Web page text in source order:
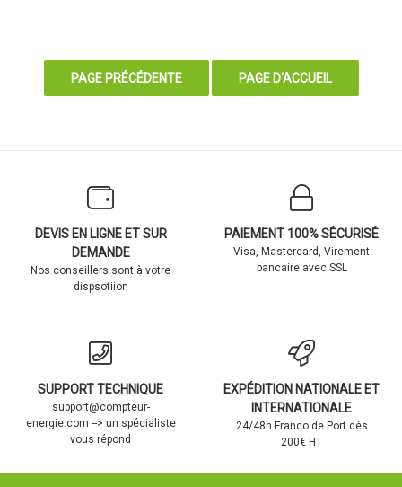
DEVIS EN LIGNE ET SUR
DEMANDE
Nos conseillers sont à votre
dispsotiion
PAIEMENT 100% SÉCURISÉ
Visa, Mastercard, Virement
bancaire avec SSL
SUPPORT TECHNIQUE
support@compteur-
energie.com --> un spécialiste
vous répond
EXPÉDITION NATIONALE ET
INTERNATIONALE
24/48h Franco de Port dès
200€ HT